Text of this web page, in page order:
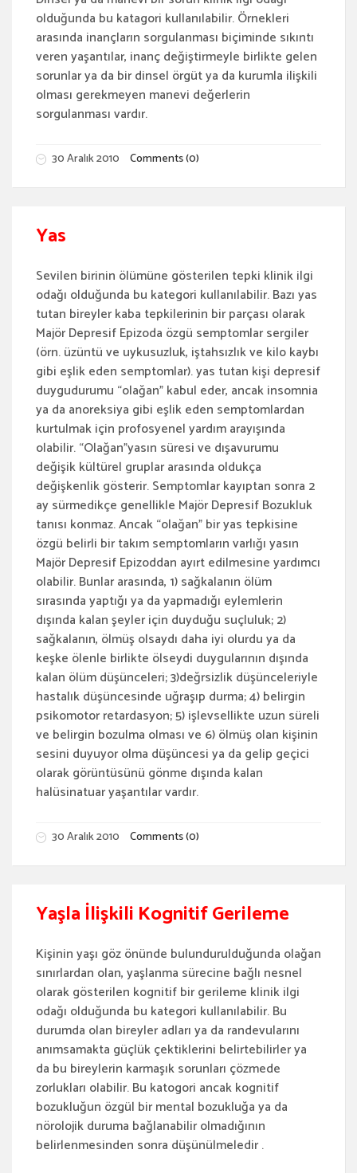
olduğunda bu katagori kullanılabilir. Örnekleri
arasında inançların sorgulanması biçiminde sıkıntı
veren yaşantılar, inanç değiştirmeyle birlikte gelen
sorunlar ya da bir dinsel örgüt ya da kurumla ilişkili
olması gerekmeyen manevi değerlerin
sorgulanması vardır.
30 Aralık 2010 Comments (0)
Yas
Sevilen birinin ölümüne gösterilen tepki klinik ilgi
odağı olduğunda bu kategori kullanılabilir. Bazı yas
tutan bireyler kaba tepkilerinin bir parçası olarak
Majör Depresif Epizoda özgü semptomlar sergiler
(örn. üzüntü ve uykusuzluk, iştahsızlık ve kilo kaybı
gibi eşlik eden semptomlar). yas tutan kişi depresif
duygudurumu “olağan” kabul eder, ancak insomnia
ya da anoreksiya gibi eşlik eden semptomlardan
kurtulmak için profosyenel yardım arayışında
olabilir. “Olağan”yasın süresi ve dışavurumu
değişik kültürel gruplar arasında oldukça
değişkenlik gösterir. Semptomlar kayıptan sonra 2
ay sürmedikçe genellikle Majör Depresif Bozukluk
tanısı konmaz. Ancak “olağan” bir yas tepkisine
özgü belirli bir takım semptomların varlığı yasın
Majör Depresif Epizoddan ayırt edilmesine yardımcı
olabilir. Bunlar arasında, 1) sağkalanın ölüm
sırasında yaptığı ya da yapmadığı eylemlerin
dışında kalan şeyler için duyduğu suçluluk; 2)
sağkalanın, ölmüş olsaydı daha iyi olurdu ya da
keşke ölenle birlikte ölseydi duygularının dışında
kalan ölüm düşünceleri; 3)değrsizlik düşünceleriyle
hastalık düşüncesinde uğraşıp durma; 4) belirgin
psikomotor retardasyon; 5) işlevsellikte uzun süreli
ve belirgin bozulma olması ve 6) ölmüş olan kişinin
sesini duyuyor olma düşüncesi ya da gelip geçici
olarak görüntüsünü gönme dışında kalan
halüsinatuar yaşantılar vardır.
30 Aralık 2010 Comments (0)
Yaşla İlişkili Kognitif Gerileme
Kişinin yaşı göz önünde bulundurulduğunda olağan
sınırlardan olan, yaşlanma sürecine bağlı nesnel
olarak gösterilen kognitif bir gerileme klinik ilgi
odağı olduğunda bu kategori kullanılabilir. Bu
durumda olan bireyler adları ya da randevularını
anımsamakta güçlük çektiklerini belirtebilirler ya
da bu bireylerin karmaşık sorunları çözmede
zorlukları olabilir. Bu katogori ancak kognitif
bozukluğun özgül bir mental bozukluğa ya da
nörolojik duruma bağlanabilir olmadığının
belirlenmesinden sonra düşünülmeledir .